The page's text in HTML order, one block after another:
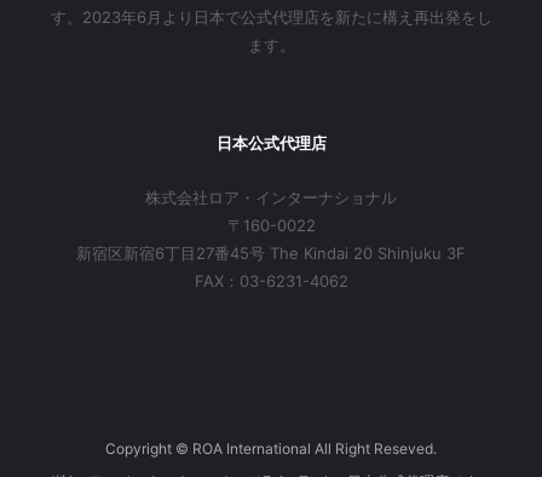
す。2023年6月より日本で公式代理店を新たに構え再出発をし
ます。
日本公式代理店
株式会社ロア・インターナショナル
〒160-0022
新宿区新宿6丁目27番45号 The Kindai 20 Shinjuku 3F
FAX：03-6231-4062
Copyright © ROA International All Right Reseved.